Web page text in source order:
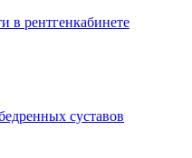
в рентгенкабинете
суставов